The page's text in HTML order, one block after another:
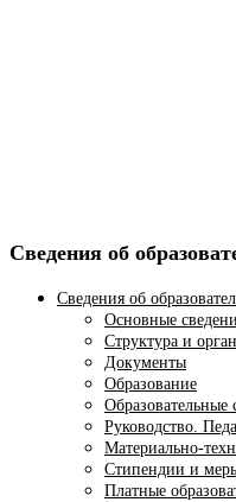
Сведения об
Сведения об
Основные
Структура и
Документы
Образование
Образовательные
Руководство.
Материально-
Стипендии и
Платные